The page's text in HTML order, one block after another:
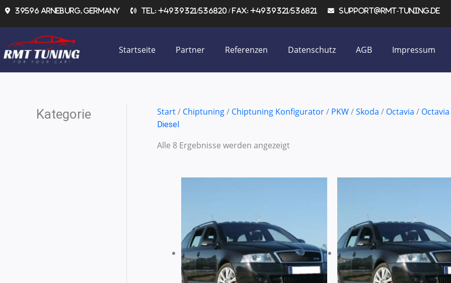
Zum39596 Arneburg, Germany Tel: +4939321/536820 / Fax: +4939321/536821 support@rmt-tuning.de
Startseite Partner Referenzen Datenschutz AGB Impressum
Kategorie Start/ Chiptuning/ Chiptuning Konfigurator/ PKW/Skoda / Octavia / Octavia
Diesel
Alle 8 Ergebnisse werden angezeigt